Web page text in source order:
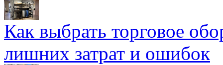
Как выбрать торговое
лишних затрат и ошибок